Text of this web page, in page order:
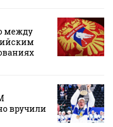
между
вручили